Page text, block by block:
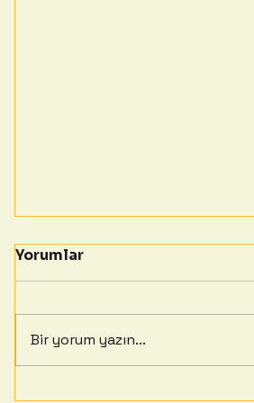
Yorumlar
Bir yorum yazın...